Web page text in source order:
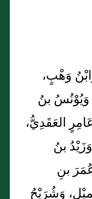
وَهْبٍ،
وَيُوْنُسُ بنُ
العَقَدِيُّ،
بنُ
بنِ
وَشُرَيْحُ